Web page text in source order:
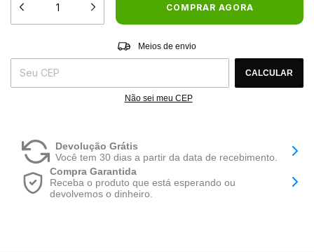
Entregas para o CEP:Meios de envio
CALCULAR
Não sei meu CEP
Devolução Grátis
Você tem 30 dias a partir da data de recebimento.
Compra Garantida
Receba o produto que está esperando ou
devolvemos o dinheiro.